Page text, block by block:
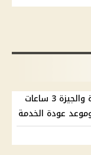
قطع مياه الشرب في القاهرة والجيزة 3 ساعات
عودة الخدمة